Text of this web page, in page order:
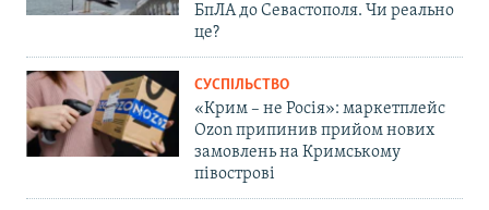
БпЛА до Севастополя. Чи реально
це?
СУСПІЛЬСТВО
«Крим – не Росія»: маркетплейс
Ozon припинив прийом нових
замовлень на Кримському
півострові